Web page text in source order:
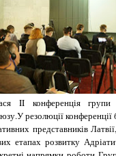
II конференція групи
У резолюції
представників
етапах розвитку